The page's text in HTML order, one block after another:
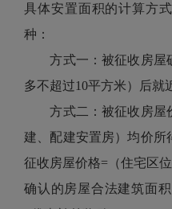
具体安置面积的计算方
种：
方式一：被征收房屋
多不超过10平方米）后就
方式二：被征收房屋
建、配建安置房）均价所
征收房屋价格=（住宅区
确认的房屋合法建筑面